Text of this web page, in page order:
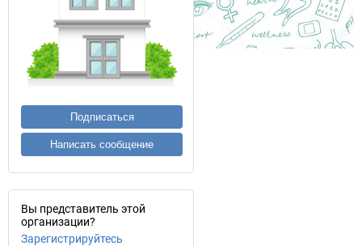
Подписаться
Написать сообщение
Вы представитель этой
организации?
Зарегистрируйтесь